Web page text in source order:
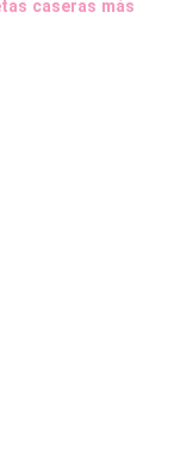
caseras más